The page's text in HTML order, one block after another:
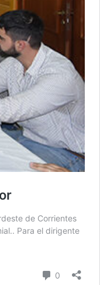
de Corrientes
Para el dirigente
0